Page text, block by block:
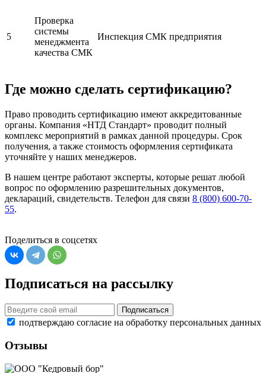
5
Проверка
системы
менеджмента
качества СМК
Инспекция СМК предприятия
Где можно сделать сертификацию?
Право проводить сертификацию имеют аккредитованные
органы. Компания «НТД Стандарт» проводит полный
комплекс мероприятий в рамках данной процедуры. Срок
получения, а также стоимость оформления сертификата
уточняйте у наших менеджеров.
В нашем центре работают эксперты, которые решат любой
вопрос по оформлению разрешительных документов,
деклараций, свидетельств. Телефон для связи 8 (800) 600-70-
55.
Поделиться в соцсетях
Подписаться на рассылку
Подписаться
подтверждаю согласие на обработку персональных данных
Отзывы